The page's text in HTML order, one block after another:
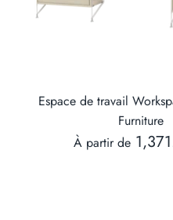
Espace de travail
Furniture
À partir de